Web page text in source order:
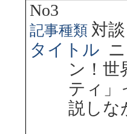
No3
記事種類 対談
タイトル
ン！
ティ
説しな